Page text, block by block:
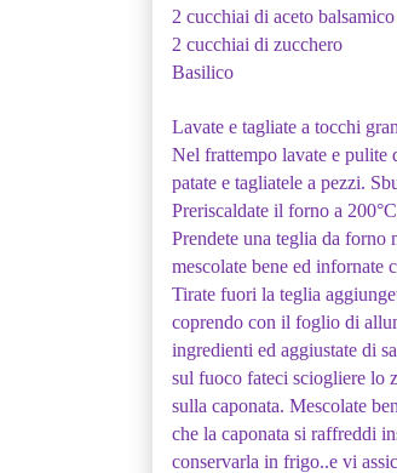
2 cucchiai di aceto
2 cucchiai di zucchero
Basilico
Lavate e tagliate a tocchi
Nel frattempo lavate e pulite
patate e tagliatele a pezzi.
Preriscaldate il forno a
Prendete una teglia da forno
mescolate bene ed
Tirate fuori la teglia
coprendo con il foglio di
ingredienti ed aggiustate di
sul fuoco fateci sciogliere lo
sulla caponata. Mescolate
che la caponata si raffreddi
conservarla in frigo..e vi